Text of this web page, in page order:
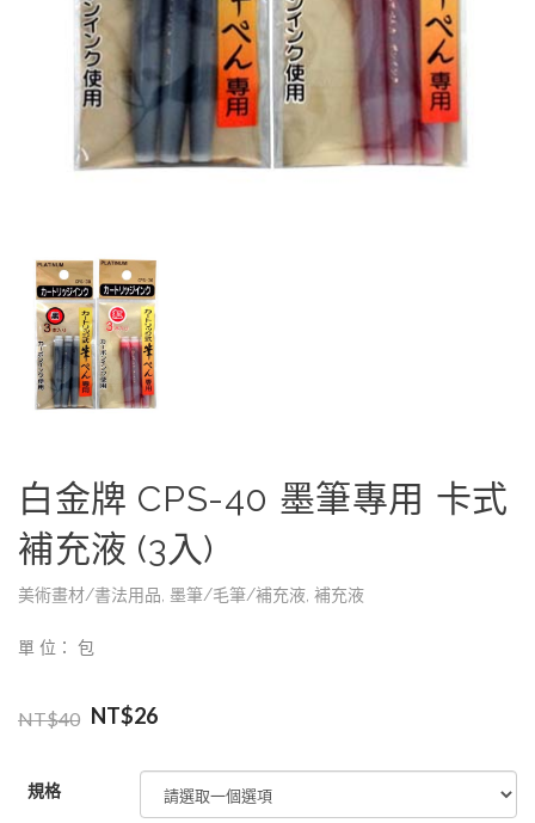
白金牌 CPS-40 墨筆專用 卡式
補充液 (3入)
美術畫材/書法用品 墨筆/毛筆/補充液 補充液
單 位： 包
NT$40 NT$26
規格